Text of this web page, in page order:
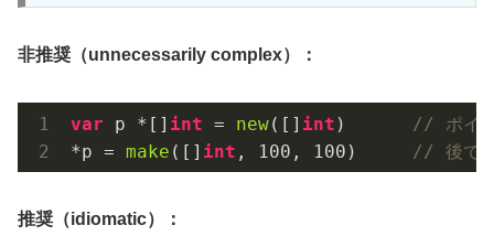
非推奨（unnecessarily complex）：
var p *[] int = new([] int )
// ポイ
*p = make ([] int , 100 , 100 ) // 後で
推奨（idiomatic）：